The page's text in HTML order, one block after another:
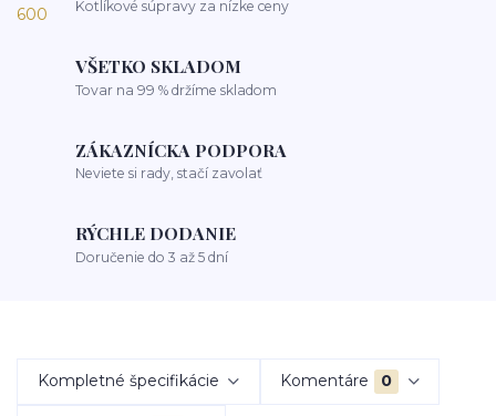
Kotlíkové súpravy za nízke ceny
VŠETKO SKLADOM
Tovar na 99 % držíme skladom
ZÁKAZNÍCKA PODPORA
Neviete si rady, stačí zavolať
RÝCHLE DODANIE
Doručenie do 3 až 5 dní
Kompletné špecifikácie Komentáre 0